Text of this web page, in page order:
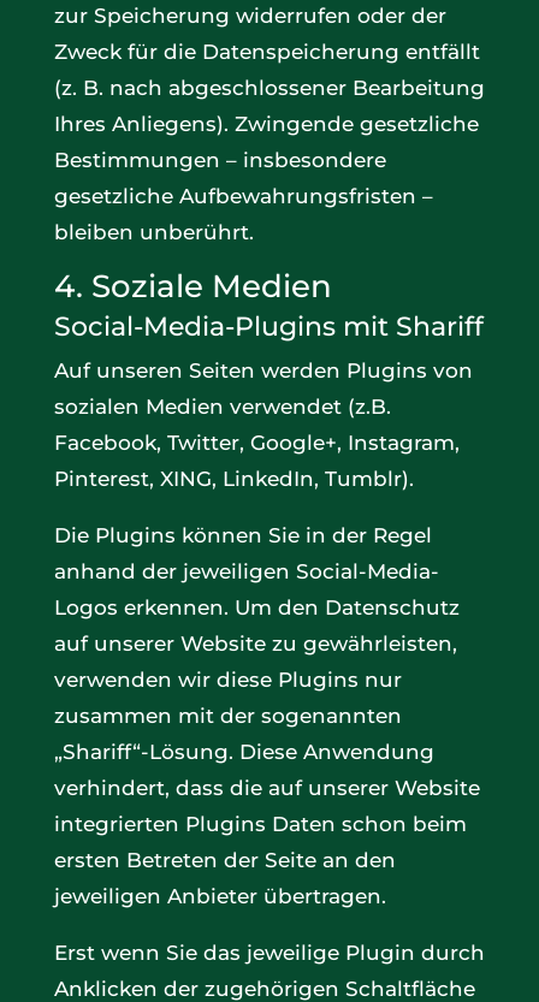
zur Speicherung widerrufen oder der
Zweck für die Datenspeicherung entfällt
(z. B. nach abgeschlossener Bearbeitung
Ihres Anliegens). Zwingende gesetzliche
Bestimmungen – insbesondere
gesetzliche Aufbewahrungsfristen –
bleiben unberührt.
4. Soziale Medien
Social-Media-Plugins mit Shariff
Auf unseren Seiten werden Plugins von
sozialen Medien verwendet (z.B.
Facebook, Twitter, Google+, Instagram,
Pinterest, XING, LinkedIn, Tumblr).
Die Plugins können Sie in der Regel
anhand der jeweiligen Social-Media-
Logos erkennen. Um den Datenschutz
auf unserer Website zu gewährleisten,
verwenden wir diese Plugins nur
zusammen mit der sogenannten
„Shariff“-Lösung. Diese Anwendung
verhindert, dass die auf unserer Website
integrierten Plugins Daten schon beim
ersten Betreten der Seite an den
jeweiligen Anbieter übertragen.
Erst wenn Sie das jeweilige Plugin durch
Anklicken der zugehörigen Schaltfläche